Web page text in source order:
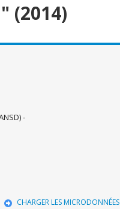
(2014)
-
CHARGER LES MICRODONNÉES